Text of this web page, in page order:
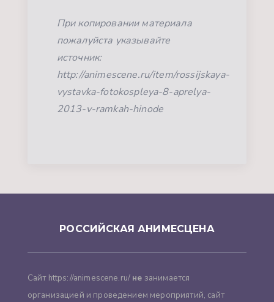
При копировании материала
пожалуйста указывайте
источник:
http://animescene.ru/item/rossijskaya-
vystavka-fotokospleya-8-aprelya-
2013-v-ramkah-hinode
РОССИЙСКАЯ АНИМЕСЦЕНА
Сайт https://animescene.ru/ не занимается
организацией и проведением мероприятий, сайт